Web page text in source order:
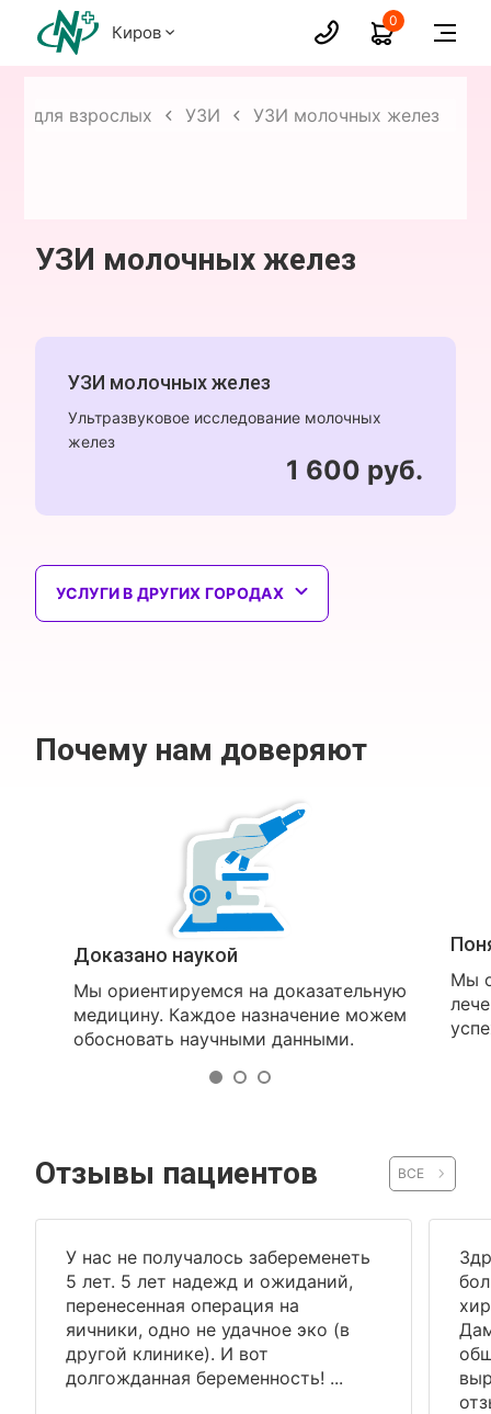
Киров
0
для взрослых УЗИ УЗИ молочных желез
УЗИ молочных желез
УЗИ молочных желез
Ультразвуковое исследование молочных
желез
1 600 руб.
УСЛУГИ В ДРУГИХ ГОРОДАХ
Почему нам доверяют
Доказано наукой
Мы ориентируемся на доказательную
медицину. Каждое назначение можем
обосновать научными данными.
Мы
Отзывы пациентов ВСЕ
У нас не получалось забеременеть
5 лет. 5 лет надежд и ожиданий,
перенесенная операция на
яичники, одно не удачное эко (в
другой клинике). И вот
долгожданная беременность! ...